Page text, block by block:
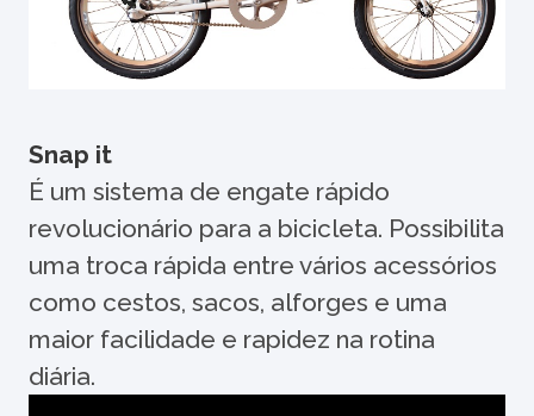
Snap it
É um sistema de engate rápido
revolucionário para a bicicleta. Possibilita
uma troca rápida entre vários acessórios
como cestos, sacos, alforges e uma
maior facilidade e rapidez na rotina
diária.